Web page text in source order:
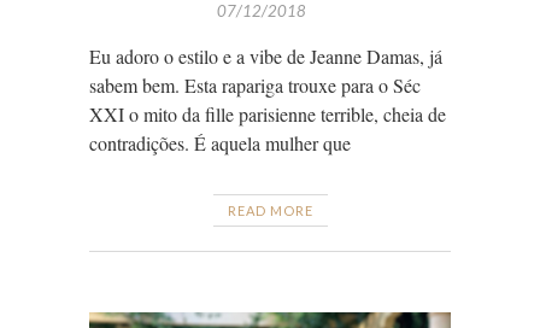
07/12/2018
Eu adoro o estilo e a vibe de Jeanne Damas, já
sabem bem. Esta rapariga trouxe para o Séc
XXI o mito da fille parisienne terrible, cheia de
contradições. É aquela mulher que
READ MORE